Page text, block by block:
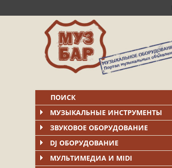
ПОИСК
МУЗЫКАЛЬНЫЕ ИНСТРУМЕНТЫ
ЗВУКОВОЕ ОБОРУДОВАНИЕ
DJ ОБОРУДОВАНИЕ
МУЛЬТИМЕДИА И MIDI